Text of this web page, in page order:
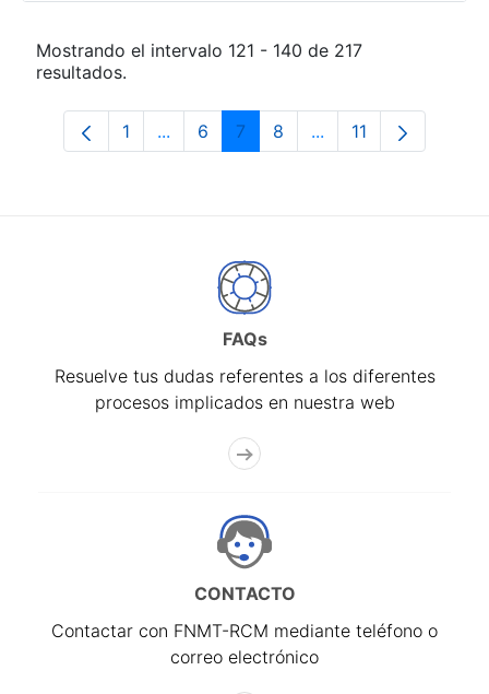
Mostrando el intervalo 121 - 140 de 217
resultados.
Página
1 ...Páginas intermedias Use TAB para
Página
6 Página
7 Página
8 ...Páginas intermedias
Página
11
FAQs
Resuelve tus dudas referentes a los diferentes
procesos implicados en nuestra web
CONTACTO
Contactar con FNMT-RCM mediante teléfono o
correo electrónico